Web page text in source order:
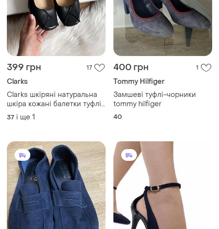
399 грн 17
Clarks
Clarks шкіряні натуральна
шкіра кожані балетки туфлі
трендові темно синього
кольору 4 розмір 24,5 см на
37 і ще 1
400 грн 1
Tommy Hilfiger
Замшеві туфлі-чорники
tommy hilfiger
40